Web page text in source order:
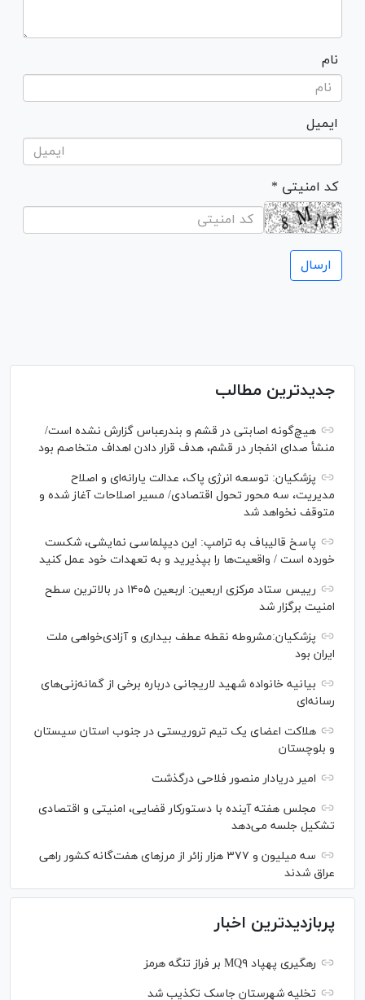
نام
ایمیل
* کد امنیتی
جدیدترین مطالب
هیچ‌گونه اصابتی در قشم و بندرعباس گزارش نشده است/
منشأ صدای انفجار در قشم، هدف قرار دادن اهداف متخاصم بود
پزشکیان: توسعه انرژی پاک، عدالت یارانه‌ای و اصلاح
مدیریت، سه محور تحول اقتصادی/ مسیر اصلاحات آغاز شده و
متوقف نخواهد شد
پاسخ قالیباف به ترامپ: این دیپلماسی نمایشی، شکست
خورده است / واقعیت‌ها را بپذیرید و به تعهدات خود عمل کنید
رییس ستاد مرکزی اربعین: اربعین ۱۴۰۵ در بالاترین سطح
امنیت برگزار شد
پزشکیان:مشروطه نقطه عطف بیداری و آزادی‌خواهی ملت
ایران بود
بیانیه خانواده شهید لاریجانی درباره برخی از گمانه‌زنی‌های
رسانه‌ای
هلاکت اعضای یک تیم تروریستی در جنوب استان سیستان
و بلوچستان
امیر دریادار منصور فلاحی درگذشت
مجلس هفته آینده با دستورکار قضایی، امنیتی و اقتصادی
تشکیل جلسه می‌دهد
سه میلیون و ۳۷۷ هزار زائر از مرز‌های هفت‌گانه کشور راهی
عراق شدند
پربازدیدترین اخبار
رهگیری پهپاد MQ۹ بر فراز تنگه هرمز
تخلیه شهرستان جاسک تکذیب شد